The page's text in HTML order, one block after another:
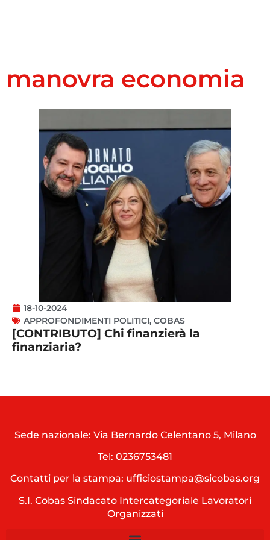
manovra economia
18-10-2024
APPROFONDIMENTI POLITICI, COBAS
[CONTRIBUTO] Chi finanzierà la
finanziaria?
Sede nazionale: Via Bernardo Celentano 5, Milano
Tel: 0236753481
Contatti per la stampa: ufficiostampa@sicobas.org
S.I. Cobas Sindacato Intercategoriale Lavoratori
Organizzati